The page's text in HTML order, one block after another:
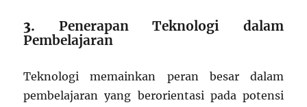
3. Penerapan Teknologi dalam
Pembelajaran
Teknologi memainkan peran besar dalam
pembelajaran yang berorientasi pada potensi